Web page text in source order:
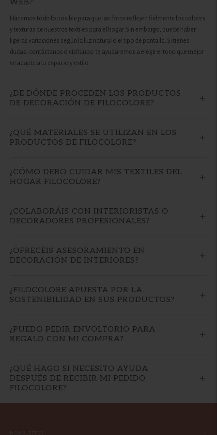
WEB?
Hacemos todo lo posible para que las fotos reflejen fielmente los colores
y texturas de nuestros textiles para el hogar. Sin embargo, puede haber
ligeras variaciones según la luz natural o el tipo de pantalla. Si tienes
dudas, contáctanos o visítanos: te ayudaremos a elegir el tono que mejor
se adapte a tu espacio y estilo.
¿DE DÓNDE PROCEDEN LOS PRODUCTOS
DE DECORACIÓN DE FILOCOLORE?
¿QUÉ MATERIALES SE UTILIZAN EN LOS
PRODUCTOS DE FILOCOLORE?
¿CÓMO DEBO CUIDAR MIS TEXTILES DEL
HOGAR FILOCOLORE?
¿COLABORÁIS CON INTERIORISTAS O
DECORADORES PROFESIONALES?
¿OFRECÉIS ASESORAMIENTO EN
DECORACIÓN DE INTERIORES?
¿FILOCOLORE APUESTA POR LA
SOSTENIBILIDAD EN SUS PRODUCTOS?
¿PUEDO PEDIR ENVOLTORIO PARA
REGALO CON MI COMPRA?
¿QUÉ HAGO SI NECESITO AYUDA
DESPUÉS DE RECIBIR MI PEDIDO
FILOCOLORE?